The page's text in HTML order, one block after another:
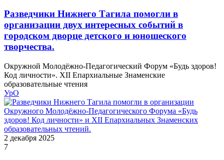
Разведчики Нижнего Тагила помогли в
организации двух интересных событий в
городском дворце детского и юношеского
творчества.
Окружной Молодёжно-Педагогический Форум «Будь здоров!
Код личности». XII Епархиальные Знаменские
образовательные чтения
УрО
2 декабря 2025
7